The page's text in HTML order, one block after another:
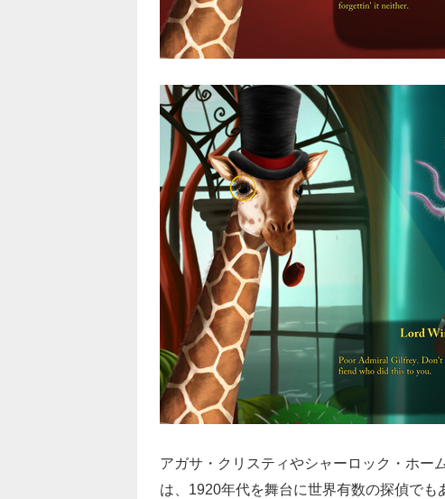
アガサ・クリスティやシャーロック・ホー
は、1920年代を舞台に世界有数の探偵で